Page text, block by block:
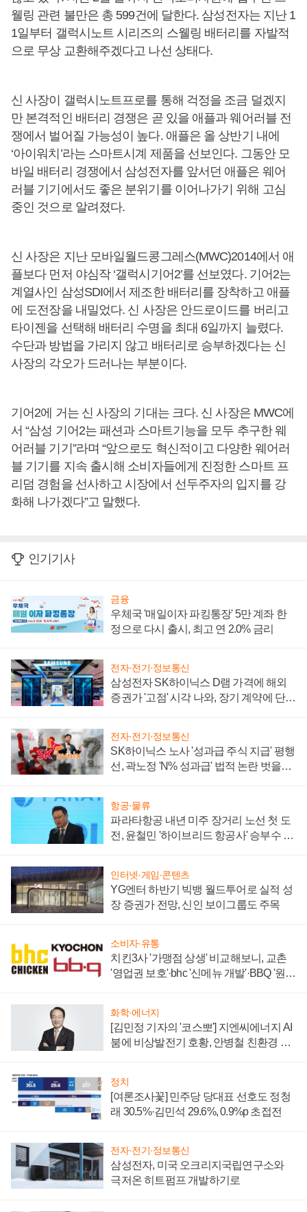
웰링 관련 불만은 총 599건에 달한다. 삼성전자는 지난 1
1일부터 갤럭시노트 시리즈의 스웰링 배터리를 자발적
으로 무상 교환해주겠다고 나선 상태다.
신 사장이 갤럭시노트프로를 통해 걱정을 조금 덜겠지
만 본격적인 배터리 경쟁은 곧 있을 애플과 웨어러블 전
쟁에서 벌어질 가능성이 높다. 애플은 올 상반기 내에
‘아이워치’라는 스마트시계 제품을 선보인다. 그동안 모
바일 배터리 경쟁에서 삼성전자를 앞서던 애플은 웨어
러블 기기에서도 좋은 분위기를 이어나가기 위해 고심
중인 것으로 알려졌다.
신 사장은 지난 모바일월드콩그레스(MWC)2014에서 애
플보다 먼저 야심작 ‘갤럭시기어2’를 선보였다. 기어2는
계열사인 삼성SDI에서 제조한 배터리를 장착하고 애플
에 도전장을 내밀었다. 신 사장은 안드로이드를 버리고
타이젠을 선택해 배터리 수명을 최대 6일까지 늘렸다.
수단과 방법을 가리지 않고 배터리로 승부하겠다는 신
사장의 각오가 드러나는 부분이다.
기어2에 거는 신 사장의 기대는 크다. 신 사장은 MWC에
서 “삼성 기어2는 패션과 스마트기능을 모두 추구한 웨
어러블 기기”라며 “앞으로도 혁신적이고 다양한 웨어러
블 기기를 지속 출시해 소비자들에게 진정한 스마트 프
리덤 경험을 선사하고 시장에서 선두주자의 입지를 강
화해 나가겠다”고 말했다.
인기기사
금융
우체국 '매일이자 파킹통장' 5만 계좌 한
정으로 다시 출시, 최고 연 2.0% 금리
전자·전기·정보통신
삼성전자 SK하이닉스 D램 가격에 해외
증권가 '고점' 시각 나와, 장기 계약에 단점
전자·전기·정보통신
SK하이닉스 노사 '성과급 주식 지급' 평행
선, 곽노정 'N% 성과급' 법적 논란 벗을지
항공·물류
파라타항공 내년 미주 장거리 노선 첫 도
전, 윤철민 '하이브리드 항공사' 승부수 통
인터넷·게임·콘텐츠
YG엔터 하반기 빅뱅 월드투어로 실적 성
장 증권가 전망, 신인 보이그룹도 주목
소비자·유통
치킨3사 '가맹점 상생' 비교해보니, 교촌
'영업권 보호'·bhc '신메뉴 개발'·BBQ '원가
화학·에너지
[김민정 기자의 '코스뽀'] 지엔씨에너지 AI
붐에 비상발전기 호황, 안병철 친환경 에
정치
[여론조사꽃] 민주당 당대표 선호도 정청
래 30.5%·김민석 29.6%, 0.9%p 초접전
전자·전기·정보통신
삼성전자, 미국 오크리지국립연구소와
극저온 히트펌프 개발하기로